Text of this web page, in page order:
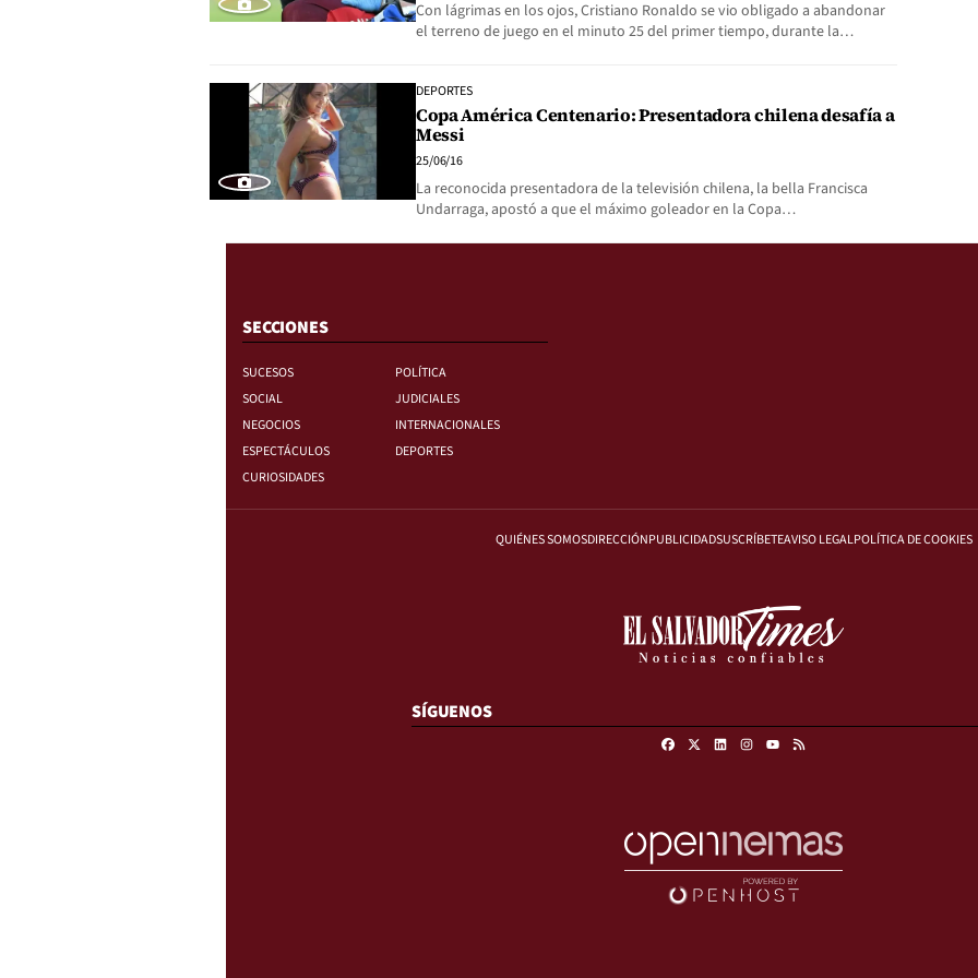
Con lágrimas en los ojos, Cristiano Ronaldo se vio obligado a abandonar
el terreno de juego en el minuto 25 del primer tiempo, durante la…
DEPORTES
Copa América Centenario: Presentadora chilena desafía a
Messi
25/06/16
La reconocida presentadora de la televisión chilena, la bella Francisca
Undarraga, apostó a que el máximo goleador en la Copa…
SECCIONES
SUCESOS
POLÍTICA
SOCIAL
JUDICIALES
NEGOCIOS
INTERNACIONALES
ESPECTÁCULOS
DEPORTES
CURIOSIDADES
QUIÉNES SOMOSDIRECCIÓNPUBLICIDADSUSCRÍBETEAVISO LEGALPOLÍTICA DE COOKIES
SÍGUENOS
FacebookLinkedinInstagram